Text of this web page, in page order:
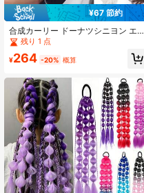
¥67 節約
合成カーリー ドーナツシニヨン エラ
スティックバンド付きシュシュ メッ
シーヘアバン アップスタイル ヘアピ
ース ウィッグ エクステンション レ
残り 1 点
¥264 -20% 概算